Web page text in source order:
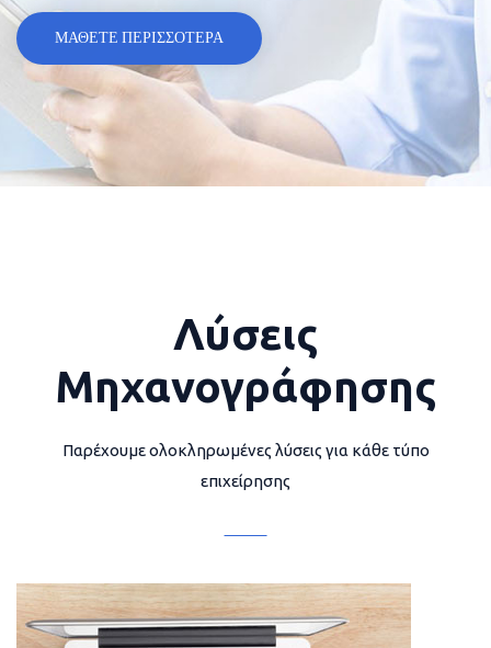
ΜΑΘΕΤΕ ΠΕΡΙΣΣΟΤΕΡΑ
Λύσεις
Μηχανογράφησης
Παρέχουμε ολοκληρωμένες λύσεις για κάθε τύπο
επιχείρησης